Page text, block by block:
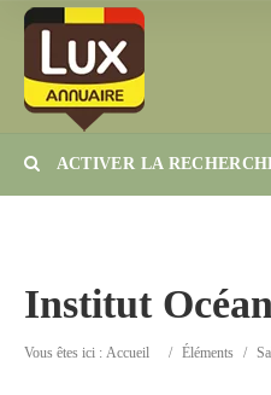
ACTIVER LA
Institut
Vous êtes ici : Accueil / Éléments /